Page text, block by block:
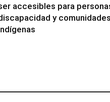
accesibles para
y comunidades